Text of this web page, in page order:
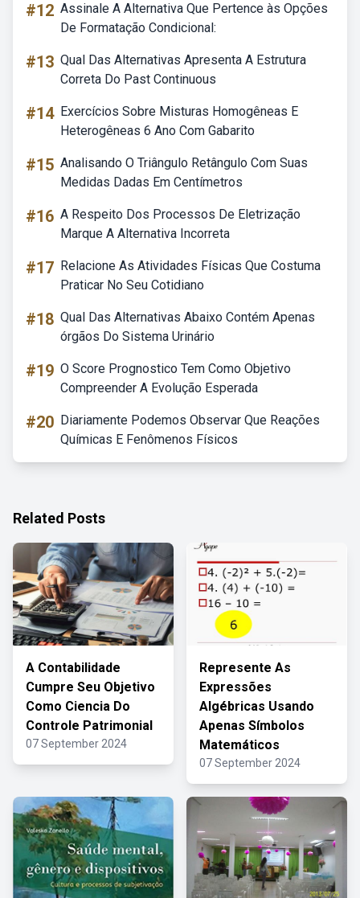
#12 Assinale A Alternativa Que Pertence às Opções
De Formatação Condicional:
#13 Qual Das Alternativas Apresenta A Estrutura
Correta Do Past Continuous
#14 Exercícios Sobre Misturas Homogêneas E
Heterogêneas 6 Ano Com Gabarito
#15 Analisando O Triângulo Retângulo Com Suas
Medidas Dadas Em Centímetros
#16 A Respeito Dos Processos De Eletrização
Marque A Alternativa Incorreta
#17 Relacione As Atividades Físicas Que Costuma
Praticar No Seu Cotidiano
#18 Qual Das Alternativas Abaixo Contém Apenas
órgãos Do Sistema Urinário
#19 O Score Prognostico Tem Como Objetivo
Compreender A Evolução Esperada
#20 Diariamente Podemos Observar Que Reações
Químicas E Fenômenos Físicos
Related Posts
A Contabilidade
Cumpre Seu Objetivo
Como Ciencia Do
Controle Patrimonial
07 September 2024
Represente As
Expressões
Algébricas Usando
Apenas Símbolos
Matemáticos
07 September 2024